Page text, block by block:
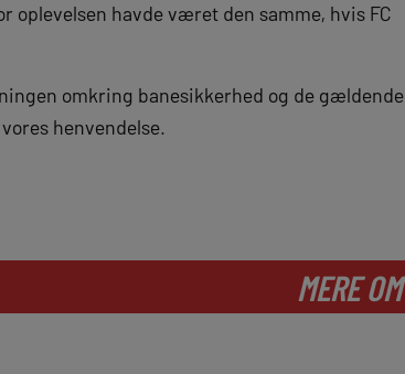
oplevelsen havde været den samme, hvis FC
omkring banesikkerhed og de gældende
henvendelse.
MERE OM